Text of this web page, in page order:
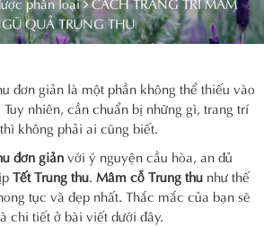
QUẢ TRUNG THU
đơn giản là một phần không thể thiếu vào
nhiên, cần chuẩn bị những gì, trang trí
không phải ai cũng biết.
đơn giảnvới ý nguyện cầu hòa, an đủ
Tết Trung thu. Mâm cỗ Trung thu như thế
tục và đẹp nhất. Thắc mắc của bạn sẽ
chi tiết ở bài viết dưới đây.